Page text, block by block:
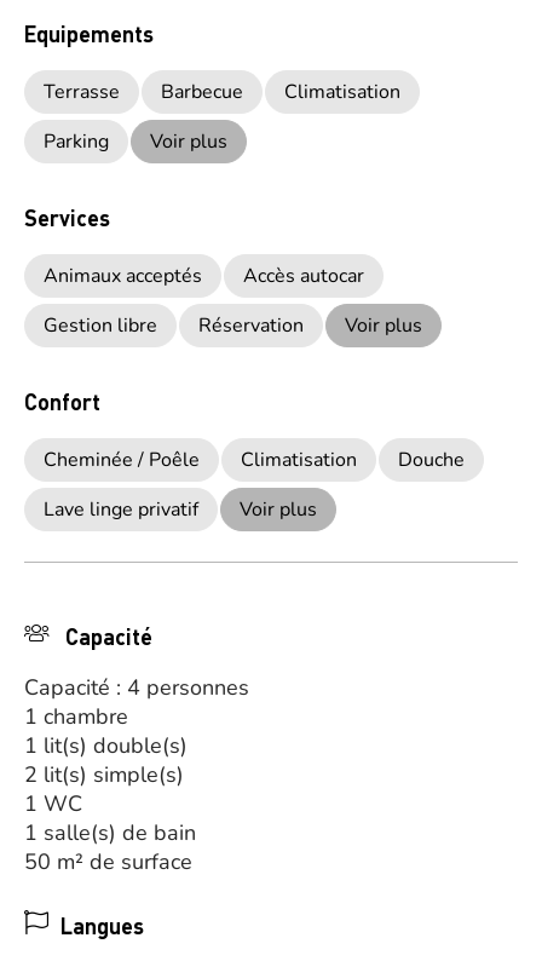
Equipements
Terrasse Barbecue
Climatisation
Parking
Voir plus
Services
Animaux acceptés
Accès autocar
Gestion libre
Réservation Voir plus
Confort
Cheminée / Poêle Climatisation
Douche
Lave linge privatif
Voir plus
Capacité
Capacité : 4 personnes
1 chambre
1 lit(s) double(s)
2 lit(s) simple(s)
1 WC
1 salle(s) de bain
50 m² de surface
Langues